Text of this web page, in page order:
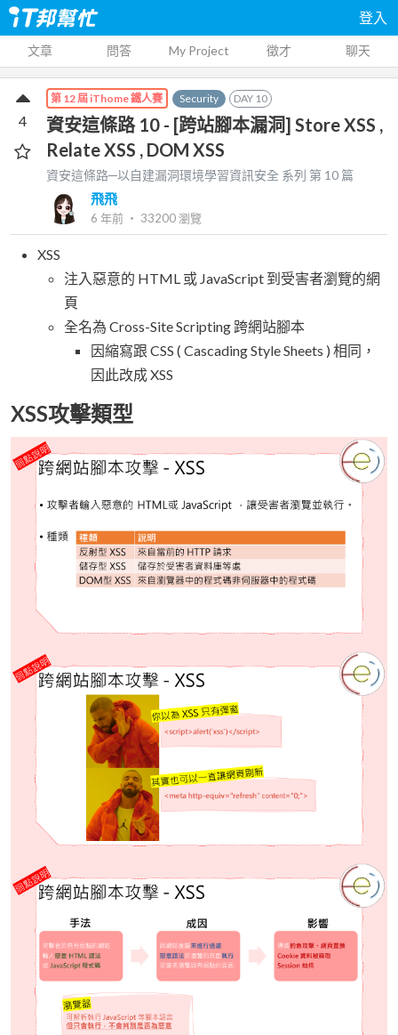
登入
文章 問答 My Project 徵才 聊天
第 12 屆 iThome 鐵人賽 Security DAY 10
資安這條路 10 - [跨站腳本漏洞] Store XSS ,
Relate XSS , DOM XSS
資安這條路─以自建漏洞環境學習資訊安全 系列 第 10 篇
飛飛
6 年前 ‧ 33200瀏覽
4
XSS
注入惡意的 HTML 或 JavaScript 到受害者瀏覽的網
頁
全名為 Cross-Site Scripting 跨網站腳本
因縮寫跟 CSS ( Cascading Style Sheets ) 相同，
因此改成 XSS
XSS攻擊類型